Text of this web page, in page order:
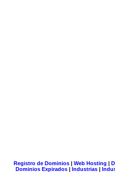
Registro de Dominios| Web Hosting |
Dominios Expirados | Industrias |